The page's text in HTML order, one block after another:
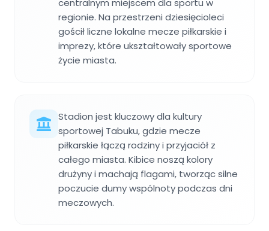
regionie. Na przestrzeni dziesięcioleci
gościł liczne lokalne mecze piłkarskie i
imprezy, które ukształtowały sportowe
życie miasta.
Stadion jest kluczowy dla kultury
sportowej Tabuku, gdzie mecze
piłkarskie łączą rodziny i przyjaciół z
całego miasta. Kibice noszą kolory
drużyny i machają flagami, tworząc silne
poczucie dumy wspólnoty podczas dni
meczowych.